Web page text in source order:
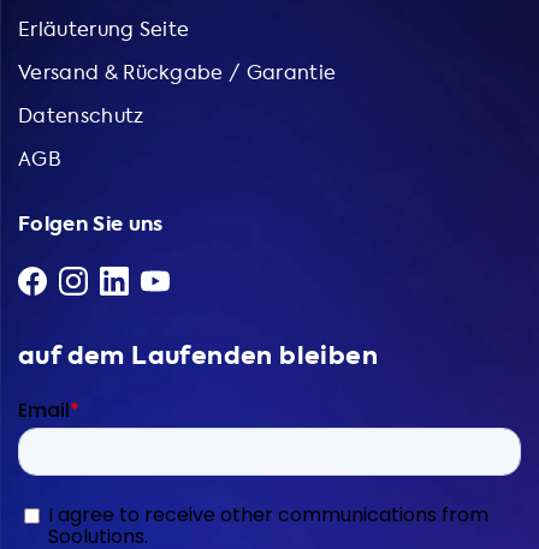
Erläuterung Seite
Versand & Rückgabe / Garantie
Datenschutz
AGB
Folgen Sie uns
auf dem Laufenden bleiben